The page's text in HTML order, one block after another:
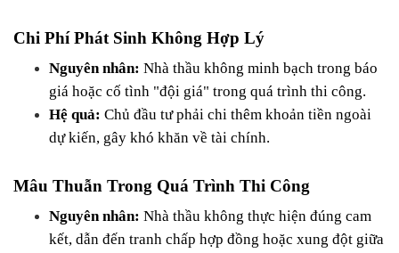
Chi Phí Phát Sinh Không Hợp Lý
Nguyên nhân: Nhà thầu không minh bạch trong báo
giá hoặc cố tình "đội giá" trong quá trình thi công.
Hệ quả: Chủ đầu tư phải chi thêm khoản tiền ngoài
dự kiến, gây khó khăn về tài chính.
Mâu Thuẫn Trong Quá Trình Thi Công
Nguyên nhân: Nhà thầu không thực hiện đúng cam
kết, dẫn đến tranh chấp hợp đồng hoặc xung đột giữa